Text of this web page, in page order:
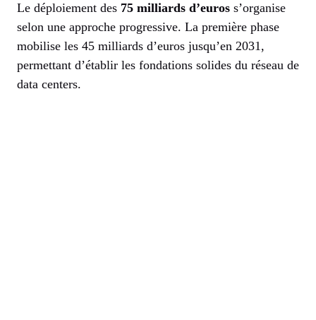
Le déploiement des 75 milliards d’euros s’organise
selon une approche progressive. La première phase
mobilise les 45 milliards d’euros jusqu’en 2031,
permettant d’établir les fondations solides du réseau de
data centers.